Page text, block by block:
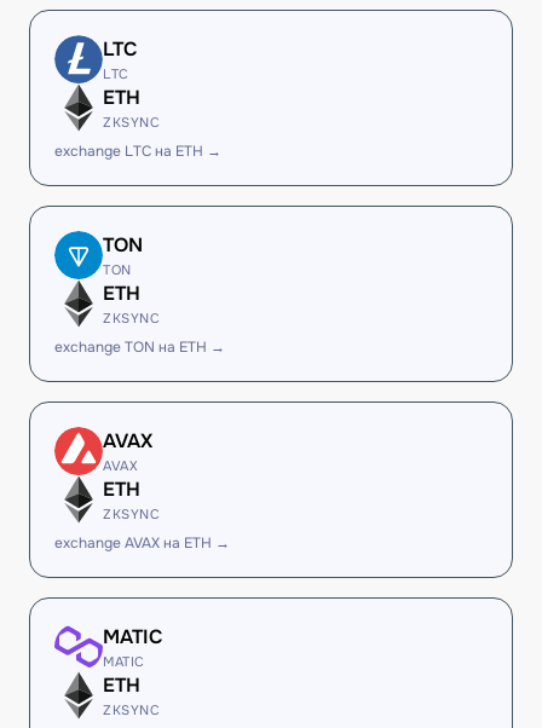
LTC
LTC
ETH
ZKSYNC
exchange LTC на ETH →
TON
TON
ETH
ZKSYNC
exchange TON на ETH →
AVAX
AVAX
ETH
ZKSYNC
exchange AVAX на ETH →
MATIC
MATIC
ETH
ZKSYNC